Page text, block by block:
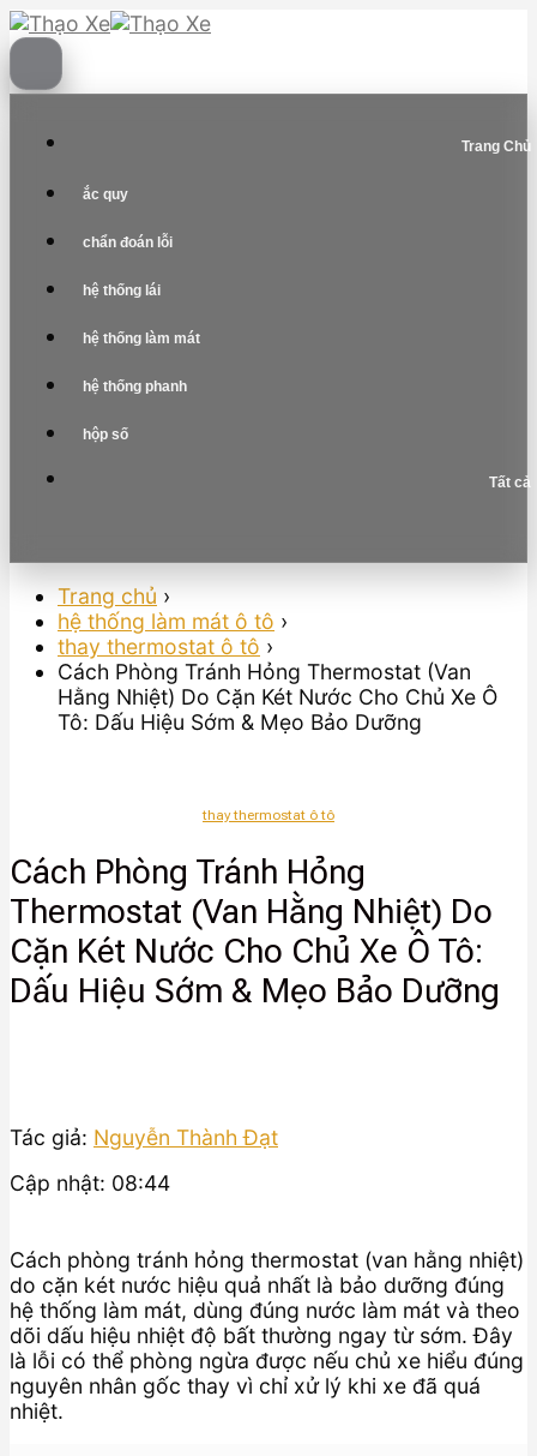
Skip
to
content
Trang Chủ
ắc quy
chẩn đoán lỗi
hệ thống lái
hệ thống làm mát
hệ thống phanh
hộp số
Tất cả
Trang chủ ›
hệ thống làm mát ô tô ›
thay thermostat ô tô ›
Cách Phòng Tránh Hỏng Thermostat (Van
Hằng Nhiệt) Do Cặn Két Nước Cho Chủ Xe Ô
Tô: Dấu Hiệu Sớm & Mẹo Bảo Dưỡng
thay thermostat ô tô
Cách Phòng Tránh Hỏng
Thermostat (Van Hằng Nhiệt) Do
Cặn Két Nước Cho Chủ Xe Ô Tô:
Dấu Hiệu Sớm & Mẹo Bảo Dưỡng
Tác giả: Nguyễn Thành Đạt
Cập nhật: 08:44
Cách phòng tránh hỏng thermostat (van hằng nhiệt)
do cặn két nước hiệu quả nhất là bảo dưỡng đúng
hệ thống làm mát, dùng đúng nước làm mát và theo
dõi dấu hiệu nhiệt độ bất thường ngay từ sớm. Đây
là lỗi có thể phòng ngừa được nếu chủ xe hiểu đúng
nguyên nhân gốc thay vì chỉ xử lý khi xe đã quá
nhiệt.